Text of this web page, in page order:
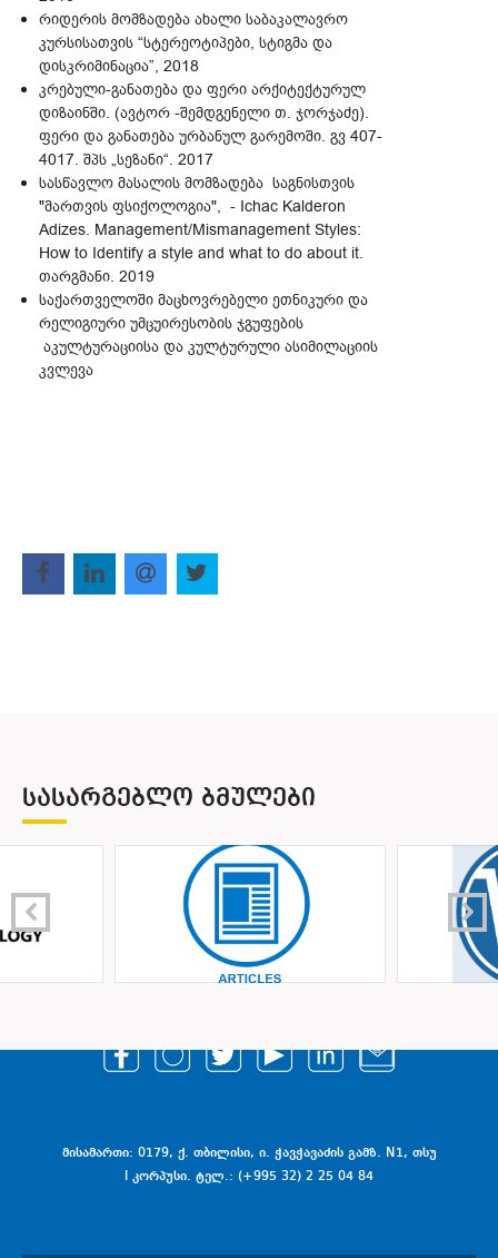
რიდერის მომზადება ახალი საბაკალავრო
კურსისათვის “სტერეოტიპები, სტიგმა და
დისკრიმინაცია”, 2018
კრებული-განათება და ფერი არქიტექტურულ
დიზაინში. (ავტორ -შემდგენელი თ. ჯორჯაძე).
ფერი და განათება ურბანულ გარემოში. გვ 407-
4017. შპს „სეზანი“. 2017
სასწავლო მასალის მომზადება საგნისთვის
"მართვის ფსიქოლოგია", - Ichac Kalderon
Adizes. Management/Mismanagement Styles:
How to Identify a style and what to do about it.
თარგმანი. 2019
საქართველოში მაცხოვრებელი ეთნიკური და
რელიგიური უმცუირესობის ჯგუფების
აკულტურაციისა და კულტურული ასიმილაციის
კვლევა
ᲡᲐᲡᲐᲠᲒᲔᲑᲚᲝ ᲑᲛᲣᲚᲔᲑᲘ
მისამართი: 0179, ქ. თბილისი, ი. ჭავჭავაძის გამზ. N1, თსუ
I კორპუსი. ტელ.: (+995 32) 2 25 04 84